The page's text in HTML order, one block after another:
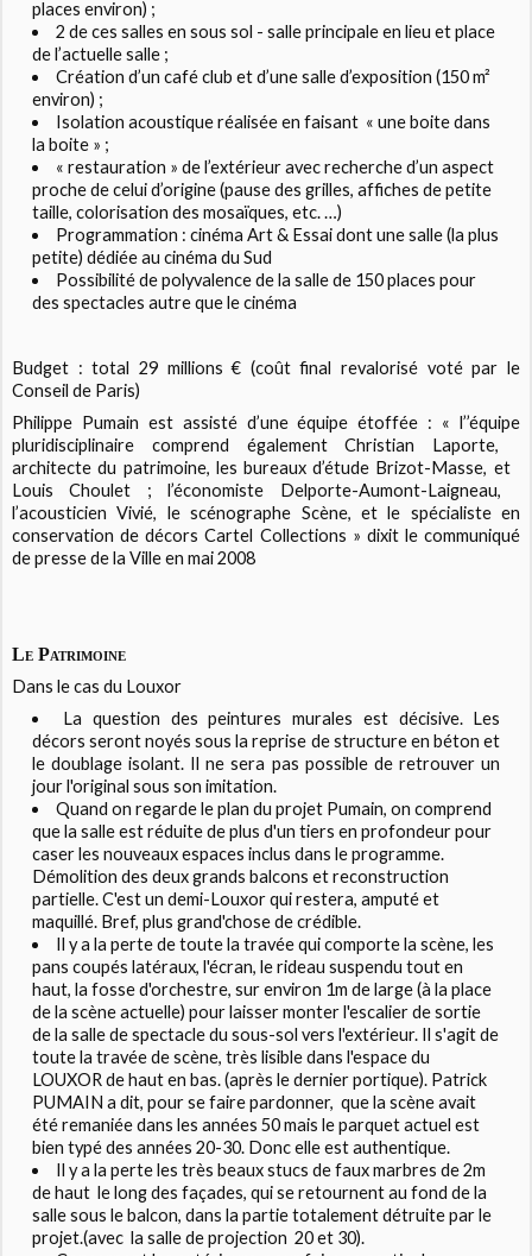
places environ) ;
2 de ces salles en sous sol - salle principale en lieu et place
de l’actuelle salle ;
Création d’un café club et d’une salle d’exposition (150 m²
environ) ;
Isolation acoustique réalisée en faisant « une boite dans
la boite » ;
« restauration » de l’extérieur avec recherche d’un aspect
proche de celui d’origine (pause des grilles, affiches de petite
taille, colorisation des mosaïques, etc. …)
Programmation : cinéma Art & Essai dont une salle (la plus
petite) dédiée au cinéma du Sud
Possibilité de polyvalence de la salle de 150 places pour
des spectacles autre que le cinéma
Budget : total 29 millions € (coût final revalorisé voté par le
Conseil de Paris)
Philippe Pumain est assisté d’une équipe étoffée : « l’’équipe
pluridisciplinaire comprend également Christian Laporte,
architecte du patrimoine, les bureaux d’étude Brizot-Masse, et
Louis Choulet ; l’économiste Delporte-Aumont-Laigneau,
l’acousticien Vivié, le scénographe Scène, et le spécialiste en
conservation de décors Cartel Collections » dixit le communiqué
de presse de la Ville en mai 2008
Le Patrimoine
Dans le cas du Louxor
La question des peintures murales est décisive. Les
décors seront noyés sous la reprise de structure en béton et
le doublage isolant. Il ne sera pas possible de retrouver un
jour l'original sous son imitation.
Quand on regarde le plan du projet Pumain, on comprend
que la salle est réduite de plus d'un tiers en profondeur pour
caser les nouveaux espaces inclus dans le programme.
Démolition des deux grands balcons et reconstruction
partielle. C'est un demi-Louxor qui restera, amputé et
maquillé. Bref, plus grand'chose de crédible.
Il y a la perte de toute la travée qui comporte la scène, les
pans coupés latéraux, l'écran, le rideau suspendu tout en
haut, la fosse d'orchestre, sur environ 1m de large (à la place
de la scène actuelle) pour laisser monter l'escalier de sortie
de la salle de spectacle du sous-sol vers l'extérieur. Il s'agit de
toute la travée de scène, très lisible dans l'espace du
LOUXOR de haut en bas. (après le dernier portique). Patrick
PUMAIN a dit, pour se faire pardonner, que la scène avait
été remaniée dans les années 50 mais le parquet actuel est
bien typé des années 20-30. Donc elle est authentique.
Il y a la perte les très beaux stucs de faux marbres de 2m
de haut le long des façades, qui se retournent au fond de la
salle sous le balcon, dans la partie totalement détruite par le
projet.(avec la salle de projection 20 et 30).